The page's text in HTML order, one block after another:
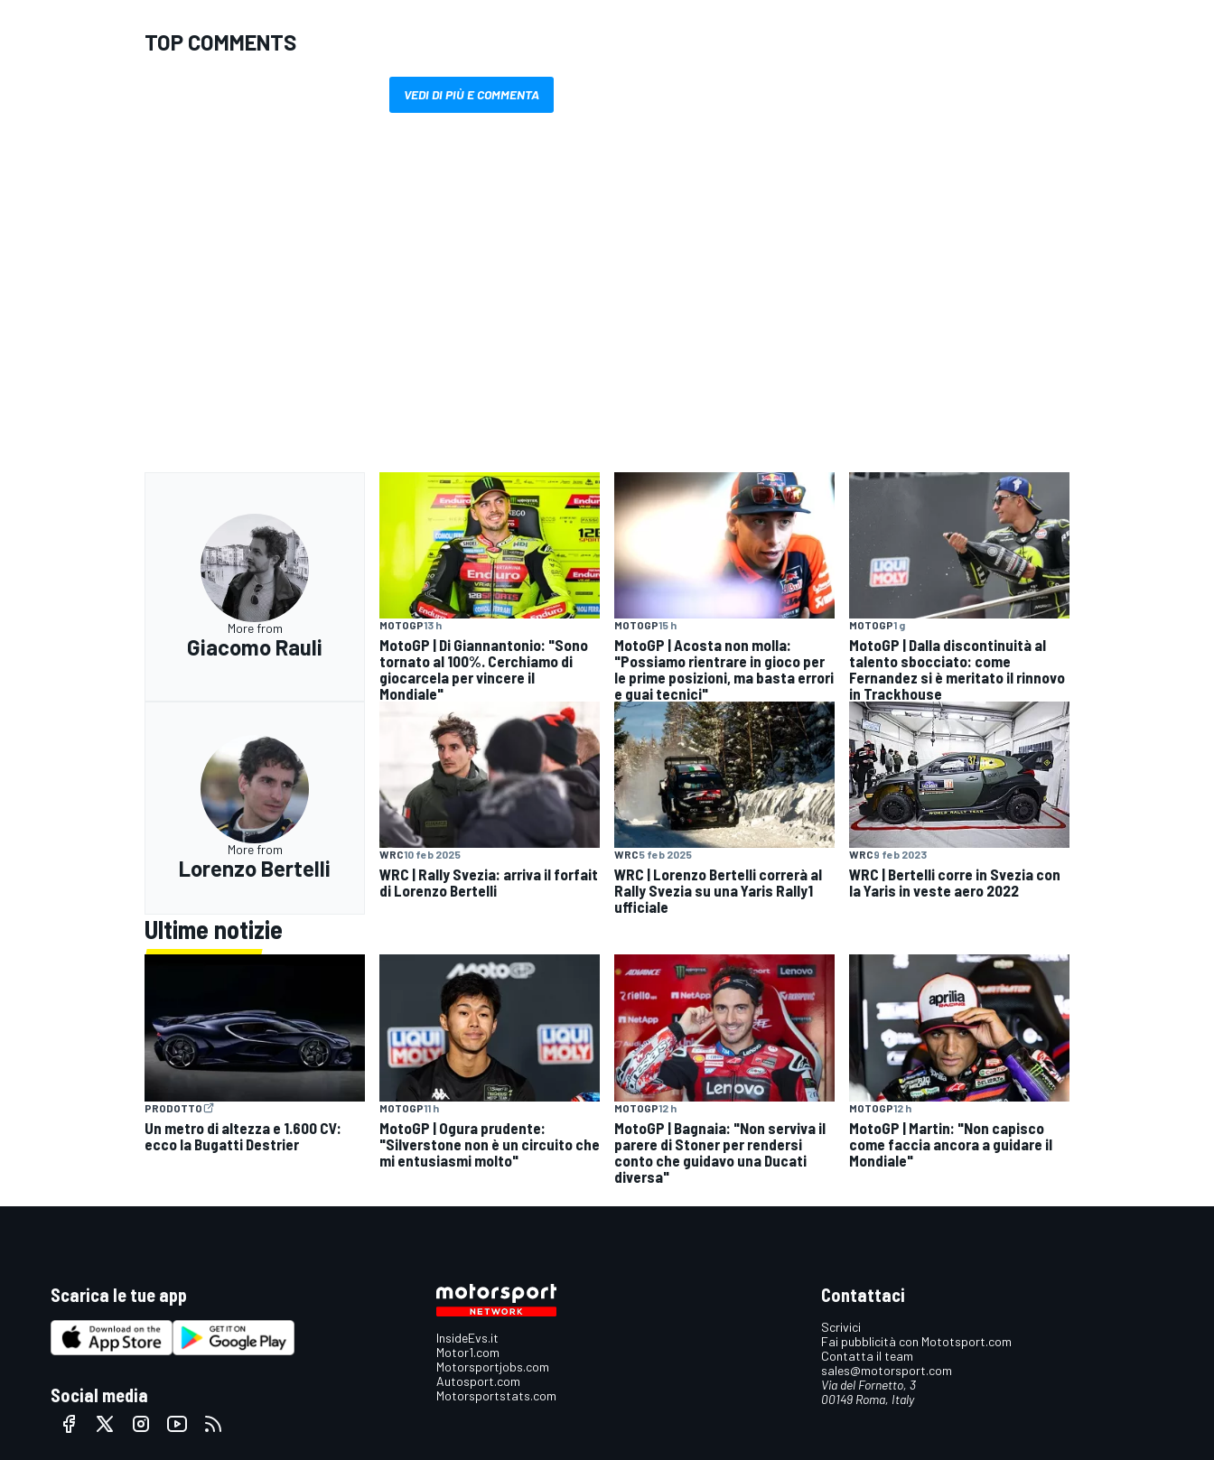
MONOMARCA
TOP COMMENTS
VEDI DI PIÙ E COMMENTA
More from
Giacomo Rauli
MOTOGP13 h
MotoGP | Di Giannantonio: "Sono
tornato al 100%. Cerchiamo di
giocarcela per vincere il
Mondiale"
MOTOGP15 h
MotoGP | Acosta non molla:
"Possiamo rientrare in gioco per
le prime posizioni, ma basta errori
e guai tecnici"
MOTOGP1 g
MotoGP | Dalla discontinuità al
talento sbocciato: come
Fernandez si è meritato il rinnovo
in Trackhouse
More from
Lorenzo Bertelli
WRC10 feb 2025
WRC | Rally Svezia: arriva il forfait
di Lorenzo Bertelli
WRC5 feb 2025
WRC | Lorenzo Bertelli correrà al
Rally Svezia su una Yaris Rally1
ufficiale
WRC9 feb 2023
WRC | Bertelli corre in Svezia con
la Yaris in veste aero 2022
Ultime notizie
PRODOTTO
Un metro di altezza e 1.600 CV:
ecco la Bugatti Destrier
MOTOGP11 h
MotoGP | Ogura prudente:
"Silverstone non è un circuito che
mi entusiasmi molto"
MOTOGP12 h
MotoGP | Bagnaia: "Non serviva il
parere di Stoner per rendersi
conto che guidavo una Ducati
diversa"
MOTOGP12 h
MotoGP | Martin: "Non capisco
come faccia ancora a guidare il
Mondiale"
Scarica le tue app
Social media
InsideEvs.it
Motor1.com
Motorsportjobs.com
Autosport.com
Motorsportstats.com
Contattaci
Scrivici
Fai pubblicità con Mototsport.com
Contatta il team
sales@motorsport.com
Via del Fornetto, 3
00149 Roma, Italy